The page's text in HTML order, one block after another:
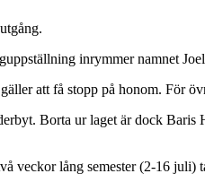
inrymmer namnet
att få stopp på honom. För
Borta ur laget är dock Baris
veckor lång semester (2-16